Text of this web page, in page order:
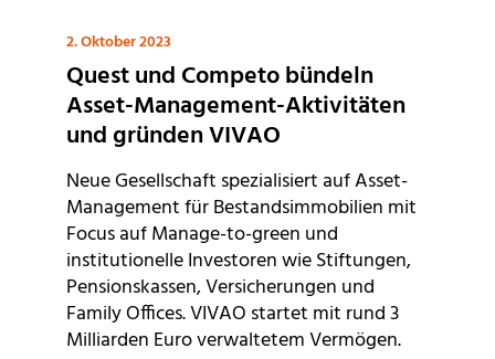
2. Oktober 2023
Quest und Competo bündeln
Asset-Management-Aktivitäten
und gründen VIVAO
Neue Gesellschaft spezialisiert auf Asset-
Management für Bestandsimmobilien mit
Focus auf Manage-to-green und
institutionelle Investoren wie Stiftungen,
Pensionskassen, Versicherungen und
Family Offices. VIVAO startet mit rund 3
Milliarden Euro verwaltetem Vermögen.